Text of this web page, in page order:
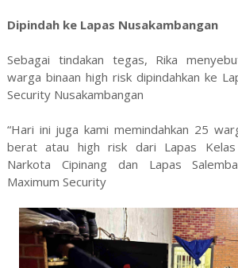
Dipindah ke Lapas Nusakambangan
Sebagai tindakan tegas, Rika
warga binaan high risk dipindahkan ke
Security Nusakambangan
“Hari ini juga kami memindahkan 25
berat atau high risk dari Lapas Kelas
Narkota Cipinang dan Lapas
Maximum Security